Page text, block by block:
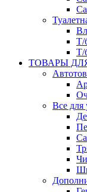
Т/
Т/
ТОВАРЫ
Все для